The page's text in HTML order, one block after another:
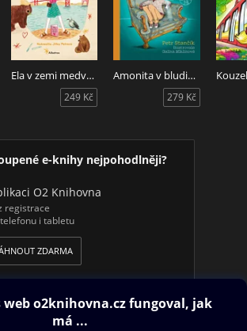
Ela v zemi medvědů
249 Kč
Amonita v bludišti záhad
279 Kč
e-knihy nejpohodlněji?
O2 Knihovna
registrace
telefonu i tabletu
ZDARMA